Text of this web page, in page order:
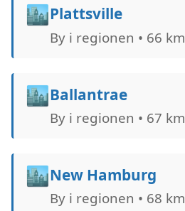
🏙️Plattsville
By i regionen • 66 km
🏙️Ballantrae
By i regionen • 67 km
🏙️New Hamburg
By i regionen • 68 km